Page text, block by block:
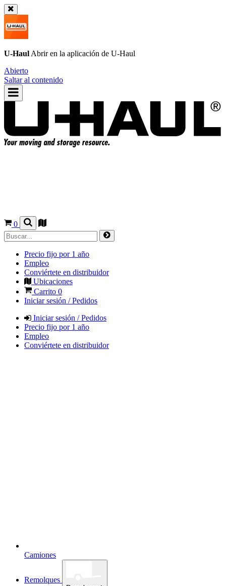
U-Haul Abrir en la aplicación de U-Haul
Abierto
Saltar al contenido
0
Precio fijo por 1 año
Empleo
Conviértete en distribuidor
Ubicaciones
Carrito 0
Iniciar sesión / Pedidos
Iniciar sesión / Pedidos
Precio fijo por 1 año
Empleo
Conviértete en distribuidor
Camiones
Remolques